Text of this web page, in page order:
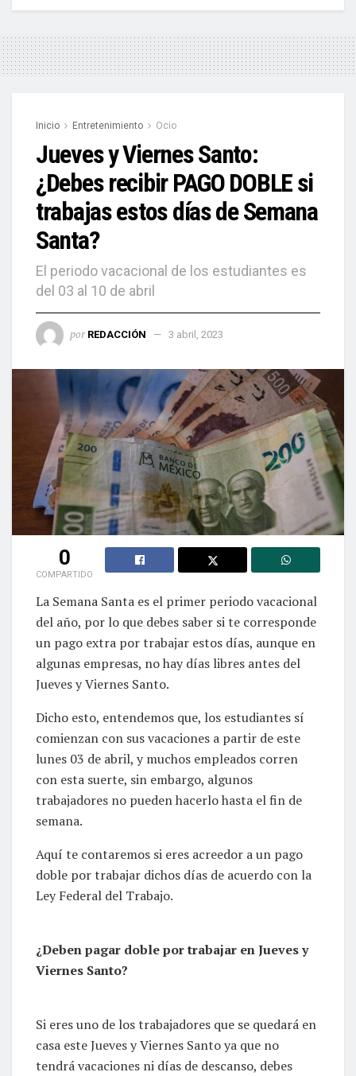
Inicio Entretenimiento Ocio
Jueves y Viernes Santo:
¿Debes recibir PAGO DOBLE si
trabajas estos días de Semana
Santa?
El periodo vacacional de los estudiantes es
del 03 al 10 de abril
por REDACCIÓN 3 abril, 2023
0
COMPARTIDO
La Semana Santa es el primer periodo vacacional
del año, por lo que debes saber si te corresponde
un pago extra por trabajar estos días, aunque en
algunas empresas, no hay días libres antes del
Jueves y Viernes Santo.
Dicho esto, entendemos que, los estudiantes sí
comienzan con sus vacaciones a partir de este
lunes 03 de abril, y muchos empleados corren
con esta suerte, sin embargo, algunos
trabajadores no pueden hacerlo hasta el fin de
semana.
Aquí te contaremos si eres acreedor a un pago
doble por trabajar dichos días de acuerdo con la
Ley Federal del Trabajo.
¿Deben pagar doble por trabajar en Jueves y
Viernes Santo?
Si eres uno de los trabajadores que se quedará en
casa este Jueves y Viernes Santo ya que no
tendrá vacaciones ni días de descanso, debes